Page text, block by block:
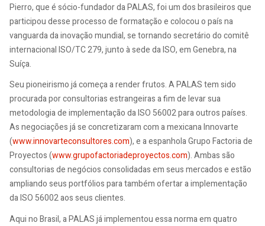
Pierro, que é sócio-fundador da PALAS, foi um dos brasileiros que
participou desse processo de formatação e colocou o país na
vanguarda da inovação mundial, se tornando secretário do comitê
internacional ISO/TC 279, junto à sede da ISO, em Genebra, na
Suíça.
Seu pioneirismo já começa a render frutos. A PALAS tem sido
procurada por consultorias estrangeiras a fim de levar sua
metodologia de implementação da ISO 56002 para outros países.
As negociações já se concretizaram com a mexicana Innovarte
(www.innovarteconsultores.com), e a espanhola Grupo Factoria de
Proyectos (www.grupofactoriadeproyectos.com). Ambas são
consultorias de negócios consolidadas em seus mercados e estão
ampliando seus portfólios para também ofertar a implementação
da ISO 56002 aos seus clientes.
Aqui no Brasil, a PALAS já implementou essa norma em quatro